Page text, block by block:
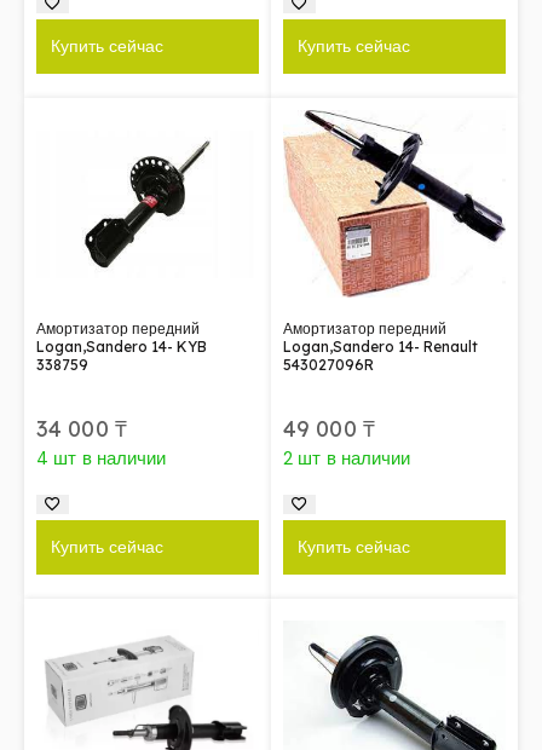
Купить сейчас Купить сейчас
Амортизатор передний
Logan,Sandero 14- KYB
338759
34 000 ₸
4 шт в наличии
Купить сейчас
Амортизатор передний
Logan,Sandero 14- Renault
543027096R
49 000 ₸
2 шт в наличии
Купить сейчас